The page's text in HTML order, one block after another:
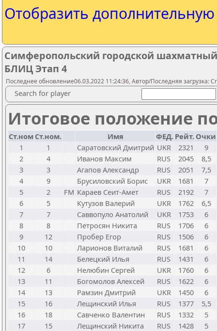
Отобразить
Симферопольский городской
БЛИЦ Этап 4
Последнее обновление06.03.2022 11:24:36, Автор/Последняя загрузка:
Search for player
Итоговое положение
Ст.ном Ст.ном. Имя ФЕД. Рейт. Очки
1
1 Саратовский Дмитрий UKR 2321
9
2
4 Иванов Максим RUS 2045
8,5
3
3 Агапов Александр RUS 2051
7,5
4
9 Брусиловский Борис UKR 1681
7
5
2 FM Караев Сеит-Амет RUS 2192
7
6
5 Кутузов Валерий UKR 1762
6,5
7
7 Саввопуло Анатолий UKR 1753
6
8
8 Петросян Никита RUS 1706
6
9
12 Пробер Егор RUS 1506
6
10
10 Ларионов Виталий RUS 1681
6
11
14 Белецкий Илья RUS 1431
6
12
6 Нелюбин Сергей UKR 1760
6
13
11 Богомолов Алексей RUS 1622
6
14
13 Рамзин Дмитрий UKR 1450
6
15
16 Лещинский Илья RUS 1377
5,5
16
18 Савченко Валентин RUS 1332
5
17
15 Лещинский Никита RUS 1428
5